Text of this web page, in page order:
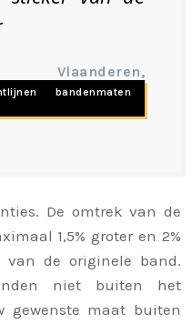
bandenmaten
De omtrek van de
1,5% groter en 2%
de originele band.
niet buiten het
gewenste maat buiten